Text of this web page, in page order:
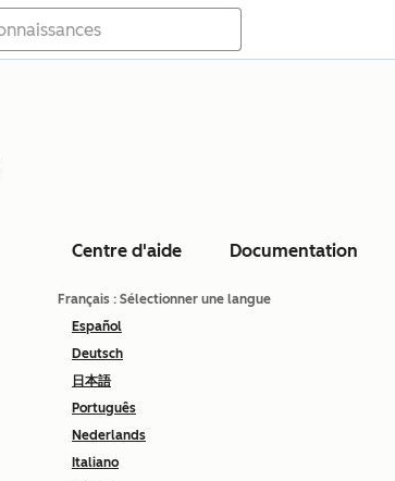
Centre d'aide Documentation
Français : Sélectionner une langue
Español
Deutsch
日本語
Português
Nederlands
Italiano